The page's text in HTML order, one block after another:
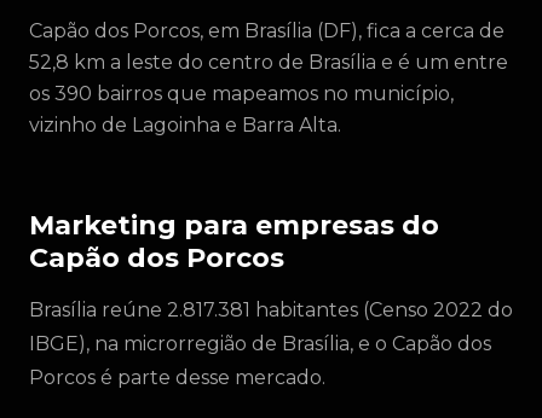
Capão dos Porcos, em Brasília (DF), fica a cerca de
52,8 km a leste do centro de Brasília e é um entre
os 390 bairros que mapeamos no município,
vizinho de Lagoinha e Barra Alta.
Marketing para empresas do
Capão dos Porcos
Brasília reúne 2.817.381 habitantes (Censo 2022 do
IBGE), na microrregião de Brasília, e o Capão dos
Porcos é parte desse mercado.